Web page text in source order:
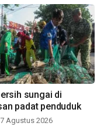
sungai di
padat penduduk
Agustus 2026